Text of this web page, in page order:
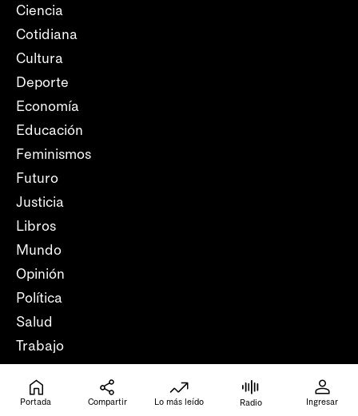
Ciencia
Cotidiana
Cultura
Deporte
Economía
Educación
Feminismos
Futuro
Justicia
Libros
Mundo
Opinión
Política
Salud
Trabajo
Verifica
Portada Compartir Lo más leído Radio Ingresar